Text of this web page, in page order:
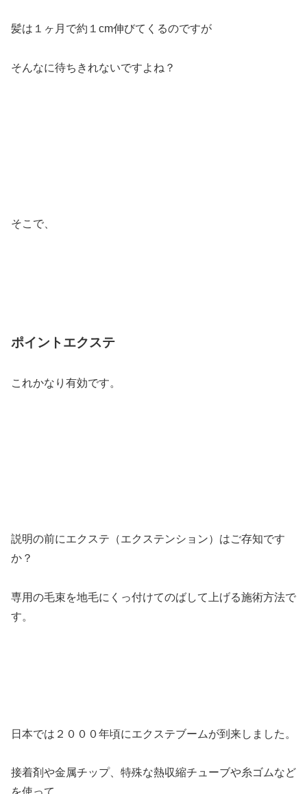
髪は１ヶ月で約１cm伸びてくるのですが
そんなに待ちきれないですよね？
そこで、
ポイントエクステ
これかなり有効です。
説明の前にエクステ（エクステンション）はご存知です
か？
専用の毛束を地毛にくっ付けてのばして上げる施術方法で
す。
日本では２０００年頃にエクステブームが到来しました。
接着剤や金属チップ、特殊な熱収縮チューブや糸ゴムなど